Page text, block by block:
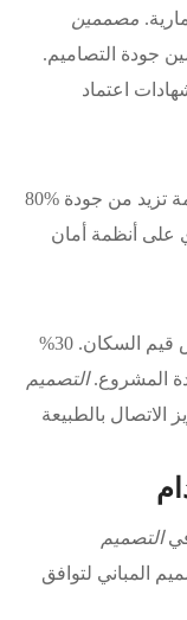
مصممين
جودة التصاميم.
اعتماد
80% من المعماريين يعتقدون أن المواد المستدامة تزيد من جودة
على أنظمة أمان
هناك اهتمام كبير بدمج عناصر ثقافية تعكس قيم السكان. 30%
المشروع.التصميم
فيالتصميم
المباني لتوافق